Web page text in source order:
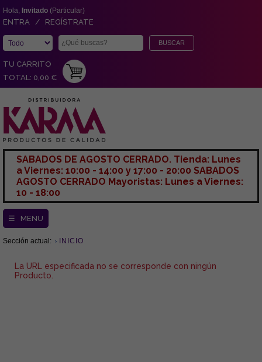
Hola, Invitado (Particular)
ENTRA / REGÍSTRATE
TU CARRITO
TOTAL: 0,00 €
SABADOS DE AGOSTO CERRADO. Tienda: Lunes
a Viernes: 10:00 - 14:00 y 17:00 - 20:00 SABADOS
AGOSTO CERRADO Mayoristas: Lunes a Viernes:
10 - 18:00
☰ MENU
Sección actual: INICIO
La URL especificada no se corresponde con ningún
Producto.